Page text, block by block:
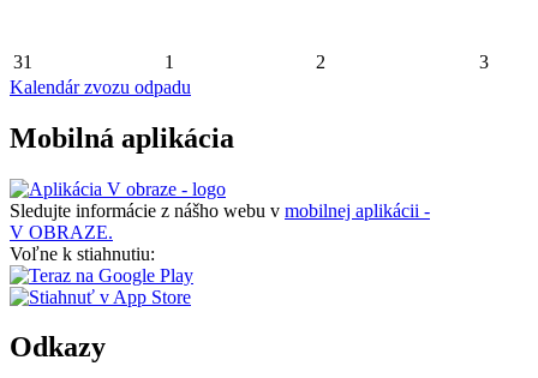
31 1 2
3
Kalendár zvozu odpadu
Mobilná aplikácia
Sledujte informácie z nášho webu v mobilnej aplikácii -
V OBRAZE.
Voľne k stiahnutiu:
Odkazy